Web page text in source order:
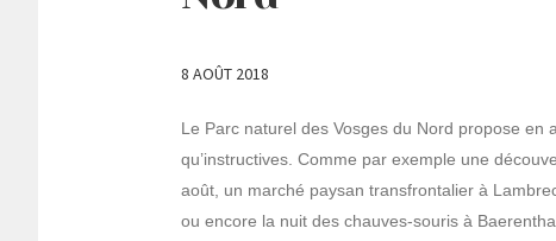
8 AOÛT 2018
Le Parc naturel des Vosges du Nord propose
qu’instructives. Comme par exemple une
août, un marché paysan transfrontalier à
ou encore la nuit des chauves-souris à